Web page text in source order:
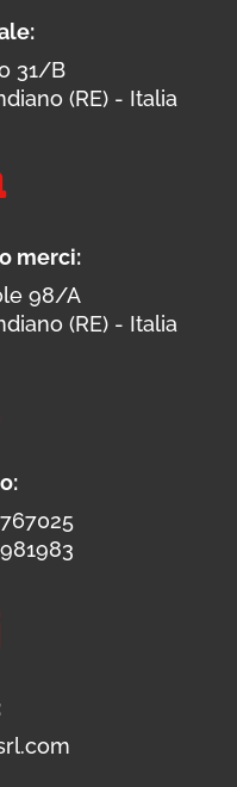
31/B
(RE) - Italia
merci:
98/A
(RE) - Italia